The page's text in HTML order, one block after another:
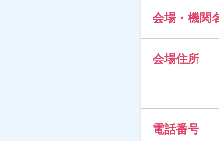
会場・機関
会場住所
電話番号